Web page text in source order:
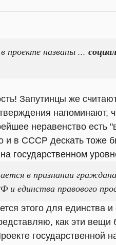
проекте названы ...
Запутинцы же
напоминают,
неравенство есть
и в СССР дескать тоже
государственном
в признании
и единства правового
этого для единства и
как эти вещи
государственной